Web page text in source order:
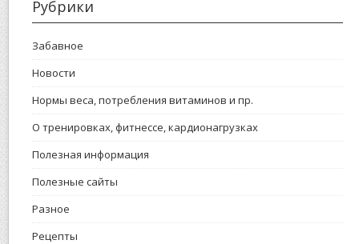
Рубрики
Забавное
Новости
Нормы веса, потребления витаминов и пр.
О тренировках, фитнессе, кардионагрузках
Полезная информация
Полезные сайты
Разное
Рецепты